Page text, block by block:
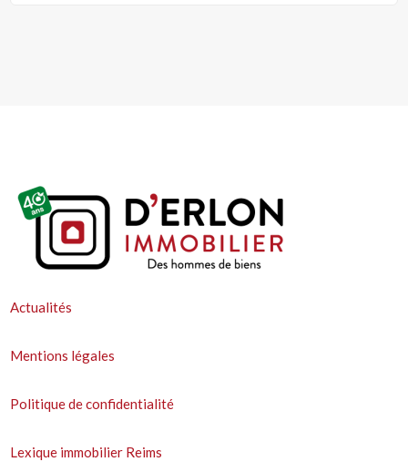
Actualités
Mentions légales
Politique de confidentialité
Lexique immobilier Reims